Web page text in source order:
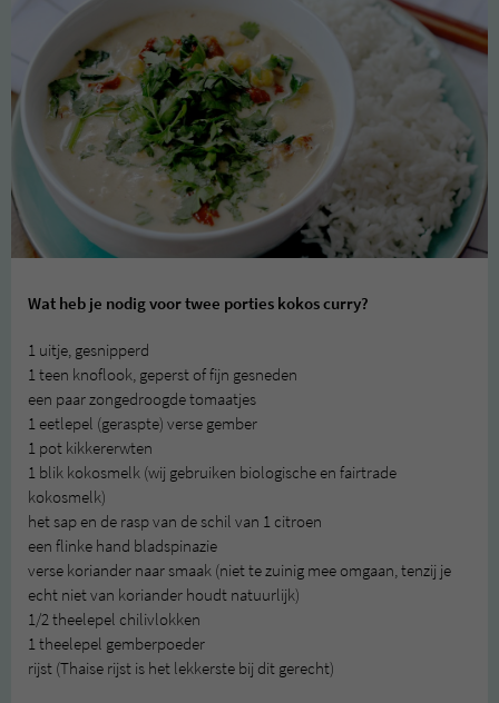
Wat heb je nodig voor twee porties kokos curry?
1 uitje, gesnipperd
1 teen knoflook, geperst of fijn gesneden
een paar zongedroogde tomaatjes
1 eetlepel (geraspte) verse gember
1 pot kikkererwten
1 blik kokosmelk (wij gebruiken biologische en fairtrade
kokosmelk)
het sap en de rasp van de schil van 1 citroen
een flinke hand bladspinazie
verse koriander naar smaak (niet te zuinig mee omgaan, tenzij je
echt niet van koriander houdt natuurlijk)
1/2 theelepel chilivlokken
1 theelepel gemberpoeder
rijst (Thaise rijst is het lekkerste bij dit gerecht)